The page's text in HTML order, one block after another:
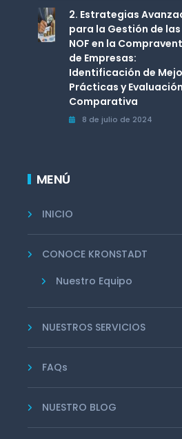
2. Estrategias
para la Gestión de las
NOF en la
de Empresas:
Identificación de
Prácticas y Evaluación
Comparativa
8 de julio de 2024
MENÚ
INICIO
CONOCE KRONSTADT
Nuestro Equipo
NUESTROS SERVICIOS
FAQs
NUESTRO BLOG